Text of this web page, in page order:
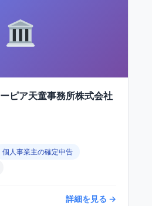
ピア天童事務所株式会社
個人事業主の確定申告
詳細を見る →